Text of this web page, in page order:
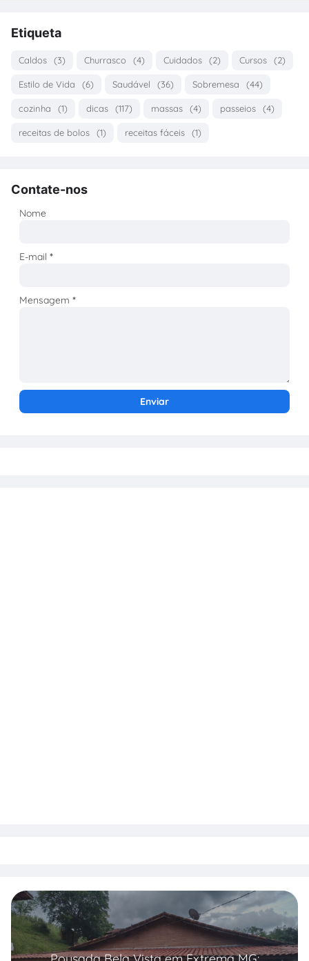
Etiqueta
Caldos (3) Churrasco (4) Cuidados (2) Cursos (2)
Estilo de Vida (6) Saudável (36) Sobremesa (44)
cozinha (1) dicas (117) massas (4) passeios (4)
receitas de bolos (1) receitas fáceis (1)
Contate-nos
Nome
E-mail*
Mensagem*